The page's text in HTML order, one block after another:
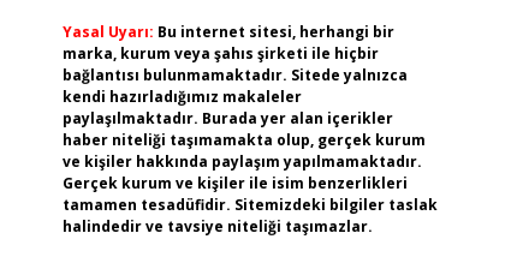
Yasal Uyarı: Bu internet sitesi, herhangi bir
marka, kurum veya şahıs şirketi ile hiçbir
bağlantısı bulunmamaktadır. Sitede yalnızca
kendi hazırladığımız makaleler
paylaşılmaktadır. Burada yer alan içerikler
haber niteliği taşımamakta olup, gerçek kurum
ve kişiler hakkında paylaşım yapılmamaktadır.
Gerçek kurum ve kişiler ile isim benzerlikleri
tamamen tesadüfidir. Sitemizdeki bilgiler taslak
halindedir ve tavsiye niteliği taşımazlar.